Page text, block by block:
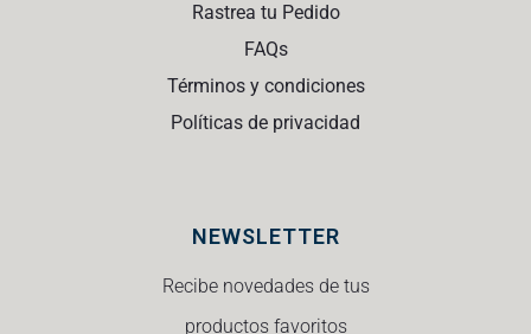
Rastrea tu Pedido
FAQs
Términos y condiciones
Políticas de privacidad
NEWSLETTER
Recibe novedades de tus
productos favoritos